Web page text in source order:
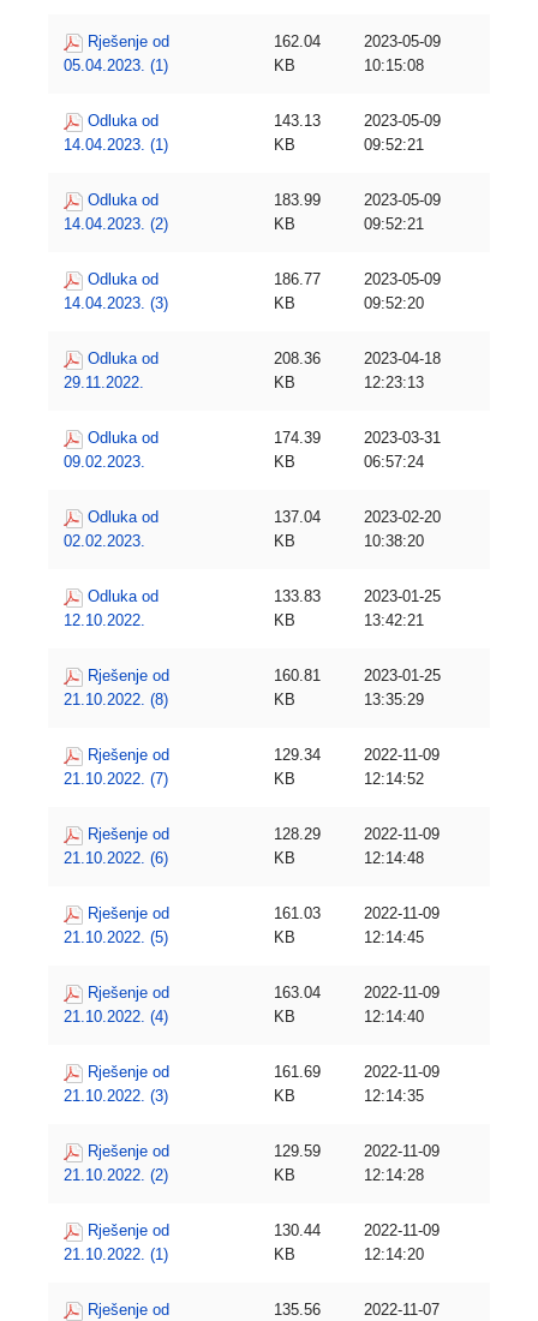
Rješenje od
05.04.2023. (1)
162.04
KB
2023-05-09
10:15:08
Odluka od
14.04.2023. (1)
143.13
KB
2023-05-09
09:52:21
Odluka od
14.04.2023. (2)
183.99
KB
2023-05-09
09:52:21
Odluka od
14.04.2023. (3)
186.77
KB
2023-05-09
09:52:20
Odluka od
29.11.2022.
208.36
KB
2023-04-18
12:23:13
Odluka od
09.02.2023.
174.39
KB
2023-03-31
06:57:24
Odluka od
02.02.2023.
137.04
KB
2023-02-20
10:38:20
Odluka od
12.10.2022.
133.83
KB
2023-01-25
13:42:21
Rješenje od
21.10.2022. (8)
160.81
KB
2023-01-25
13:35:29
Rješenje od
21.10.2022. (7)
129.34
KB
2022-11-09
12:14:52
Rješenje od
21.10.2022. (6)
128.29
KB
2022-11-09
12:14:48
Rješenje od
21.10.2022. (5)
161.03
KB
2022-11-09
12:14:45
Rješenje od
21.10.2022. (4)
163.04
KB
2022-11-09
12:14:40
Rješenje od
21.10.2022. (3)
161.69
KB
2022-11-09
12:14:35
Rješenje od
21.10.2022. (2)
129.59
KB
2022-11-09
12:14:28
Rješenje od
21.10.2022. (1)
130.44
KB
2022-11-09
12:14:20
Rješenje od
135.56
2022-11-07